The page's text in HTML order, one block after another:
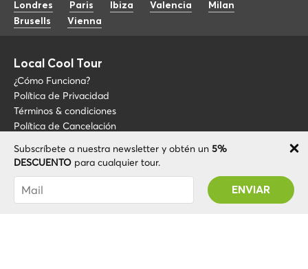
Subscríbete a nuestra newsletter y obtén un 5%
DESCUENTO para cualquier tour.
Has sido suscrito con éxito! Recibirás tu código
de promoción después de validar tu cuenta
Londres
Paris Ibiza Valencia
Milan
Brusells
Vienna
Local Cool Tour
¿Cómo Funciona?
Política de Privacidad
Términos & condiciones
Política de Cancelación
Blog
Sobre LCT
FAQ
Conviértete en guía
+34 675 176 220